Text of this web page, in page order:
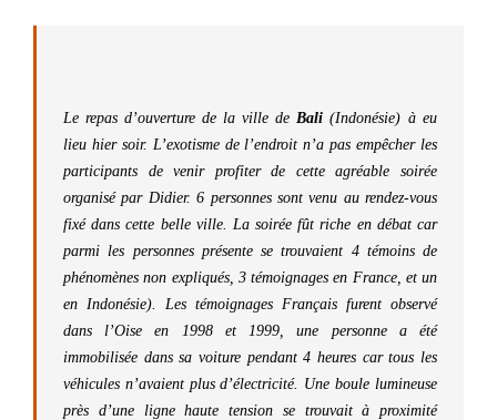
Le repas d’ouverture de la ville de Bali (Indonésie) à eu
lieu hier soir. L’exotisme de l’endroit n’a pas empêcher les
participants de venir profiter de cette agréable soirée
organisé par Didier. 6 personnes sont venu au rendez-vous
fixé dans cette belle ville. La soirée fût riche en débat car
parmi les personnes présente se trouvaient 4 témoins de
phénomènes non expliqués, 3 témoignages en France, et un
en Indonésie). Les témoignages Français furent observé
dans l’Oise en 1998 et 1999, une personne a été
immobilisée dans sa voiture pendant 4 heures car tous les
véhicules n’avaient plus d’électricité. Une boule lumineuse
près d’une ligne haute tension se trouvait à proximité